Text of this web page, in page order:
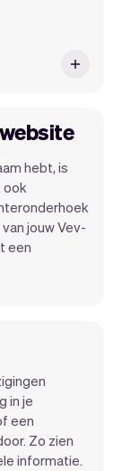
hebt, is
ook
jouw Vev-
een
in je
een
Zo zien
informatie.